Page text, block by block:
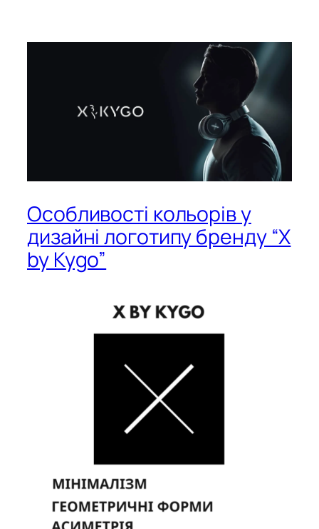
Особливості кольорів у
дизайні логотипу бренду “X
by Kygo”